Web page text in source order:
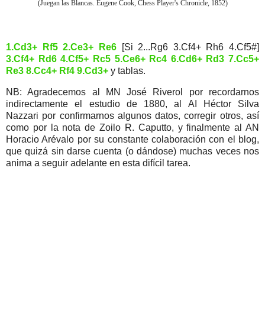
(Juegan las Blancas. Eugene Cook, Chess Player's Chronicle, 1852)
1.Cd3+ Rf5 2.Ce3+ Re6[Si 2...Rg6 3.Cf4+ Rh6 4.Cf5#]
3.Cf4+ Rd6 4.Cf5+ Rc5 5.Ce6+ Rc4 6.Cd6+ Rd3 7.Cc5+
Re3 8.Cc4+ Rf4 9.Cd3+ y tablas.
NB: Agradecemos al MN José Riverol por recordarnos
indirectamente el estudio de 1880, al AI Héctor Silva
Nazzari por confirmarnos algunos datos, corregir otros, así
como por la nota de Zoilo R. Caputto, y finalmente al AN
Horacio Arévalo por su constante colaboración con el blog,
que quizá sin darse cuenta (o dándose) muchas veces nos
anima a seguir adelante en esta difícil tarea.